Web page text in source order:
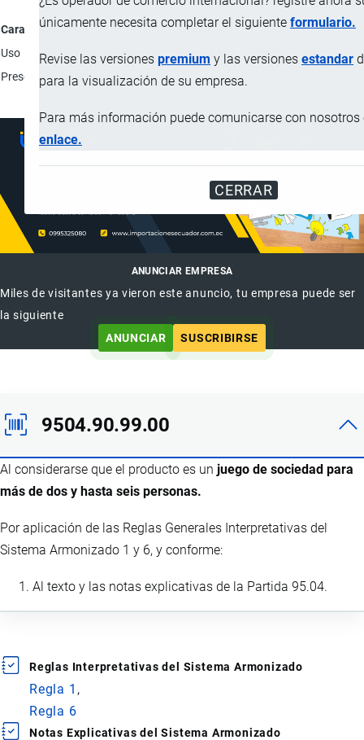
únicamente necesita completar el siguiente formulario.
Revise las versiones premium y las versiones estandar
para la visualización de su empresa.
Para más información puede comunicarse con nosotros
enlace.
CERRAR
Característica
Descripción
Uso
Clásico juego para niños a partir de los dos años.
Presentación
Unidad.
ANUNCIAR EMPRESA
Miles de visitantes ya vieron este anuncio, tu empresa puede ser
la siguiente
ANUNCIAR
SUSCRIBIRSE
9504.90.99.00
Al considerarse que el producto es un juego de sociedad para
más de dos y hasta seis personas.
Por aplicación de las Reglas Generales Interpretativas del
Sistema Armonizado 1 y 6, y conforme:
Al texto y las notas explicativas de la Partida 95.04.
Reglas Interpretativas del Sistema Armonizado
Regla 1
Regla 6
Notas Explicativas del Sistema Armonizado